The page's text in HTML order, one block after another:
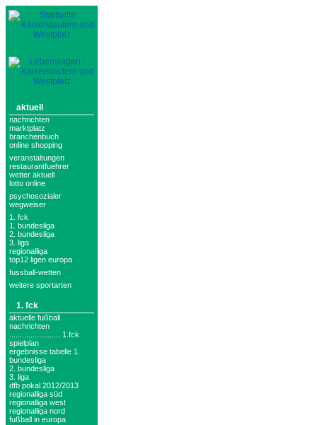
aktuell
nachrichten
marktplatz
branchenbuch
online shopping
veranstaltungen
restaurantfuehrer
wetter aktuell
lotto online
psychosozialer
wegweiser
1. fck
1. bundesliga
2. bundesliga
3. liga
regionalliga
top12 ligen europa
fussball-wetten
weitere sportarten
1. fck
aktuelle fußball
nachrichten
........................ 1.fck
spielplan
ergebnisse tabelle 1.
bundesliga
2. bundesliga
3. liga
dfb pokal 2012/2013
regionalliga süd
regionalliga west
regionalliga nord
fußball in europa